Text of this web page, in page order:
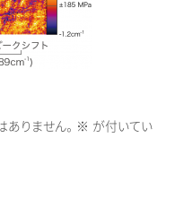
りません。 ※ が付いてい